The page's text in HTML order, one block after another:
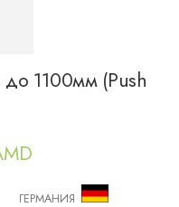
1100мм (Push
ГЕРМАНИЯ